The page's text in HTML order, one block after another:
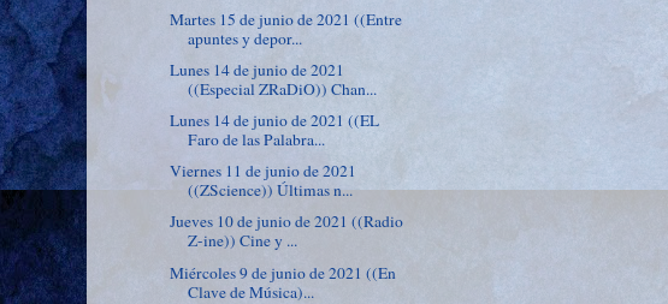
Martes 15 de junio de 2021 ((Entre
apuntes y depor...
Lunes 14 de junio de 2021
((Especial ZRaDiO)) Chan...
Lunes 14 de junio de 2021 ((EL
Faro de las Palabra...
Viernes 11 de junio de 2021
((ZScience)) Últimas n...
Jueves 10 de junio de 2021 ((Radio
Z-ine)) Cine y ...
Miércoles 9 de junio de 2021 ((En
Clave de Música)...